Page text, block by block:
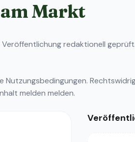
Markt
redaktionell
Nutzungsbedingungen.
melden melden.